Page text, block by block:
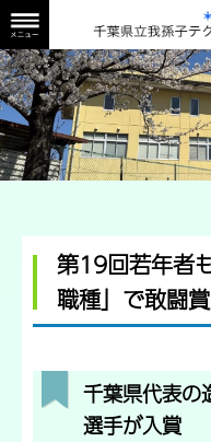
我孫子校校
第19回若年者
職種」で敢闘
千葉県代表の
選手が入賞